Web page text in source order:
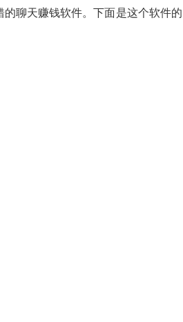
聊天赚钱软件。下面是这个软件的